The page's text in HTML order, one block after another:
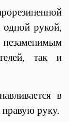
одной рукой,
незаменимым
так и
в
руку.